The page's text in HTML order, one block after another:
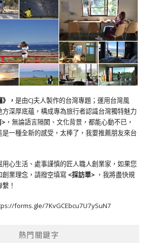
， 是由CJ夫人製作的台灣專題；運用台灣風
深厚底蘊，構成專為旅行者認識台灣獨特魅力
> ，無論語言隔閡、文化背景，都能心動不已，
是一種全新的感受，太棒了，我要推薦朋友來台
用心生活、處事謹慎的匠人職人創業家，如果您
業理念，請撥空填寫 <採訪單> ，我將盡快規
！
forms.gle/7KvGCEbcu7U7ySuN7
熱門關鍵字